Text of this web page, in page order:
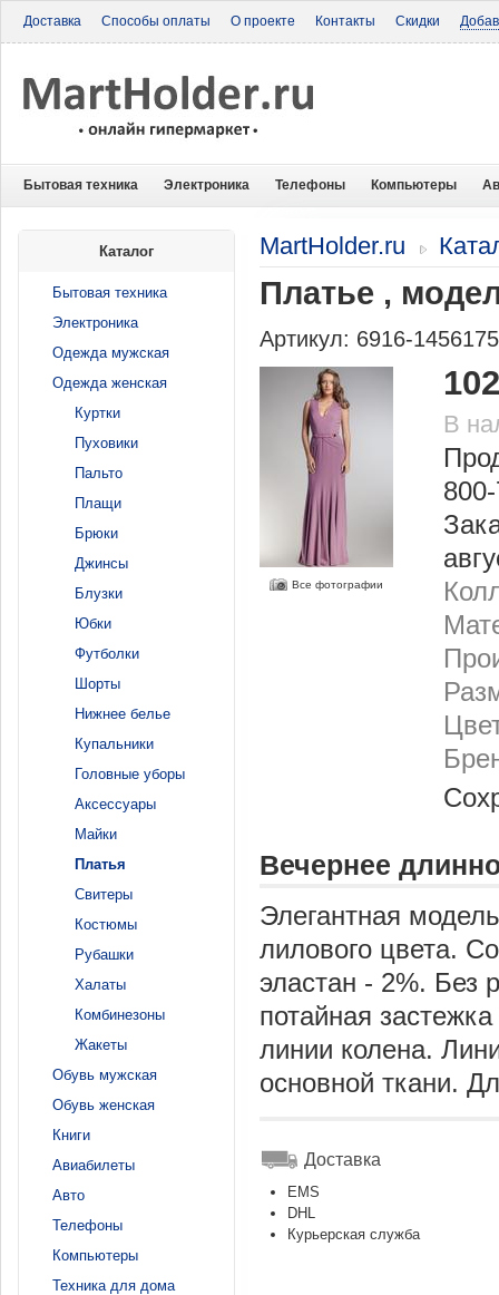
Доставка Способы оплаты О проекте Контакты Скидки
Бытовая техника Электроника Телефоны Компьютеры
MartHolder.ru
Платье ,
Артикул: 6916-
Все фотографии
В
Вечернее
Элегантная
лилового цвета.
эластан - 2%. Без
потайная
линии колена.
основной ткани.
Доставка
EMS
DHL
Курьерская служба
Каталог
Бытовая техника
Электроника
Одежда мужская
Одежда женская
Куртки
Пуховики
Пальто
Плащи
Брюки
Джинсы
Блузки
Юбки
Футболки
Шорты
Нижнее белье
Купальники
Головные уборы
Аксессуары
Майки
Платья
Свитеры
Костюмы
Рубашки
Халаты
Комбинезоны
Жакеты
Обувь мужская
Обувь женская
Книги
Авиабилеты
Авто
Телефоны
Компьютеры
Техника для дома